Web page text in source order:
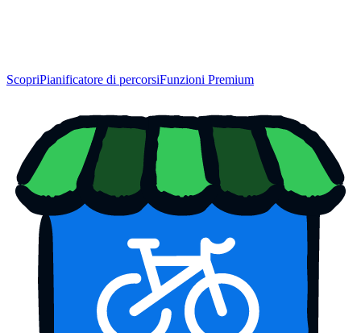
ScopriPianificatore di percorsiFunzioni Premium